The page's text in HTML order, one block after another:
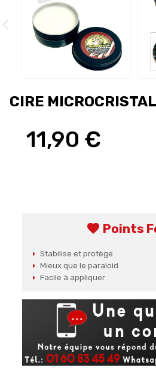
CIRE
11,90 €
favorite Points
Stabilise et protège
Mieux que le paraloid
Facile à appliquer